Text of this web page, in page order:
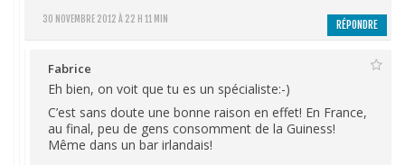
30 NOVEMBRE 2012 À 22 H 11 MIN RÉPONDRE
Fabrice
Eh bien, on voit que tu es un spécialiste:-)
C’est sans doute une bonne raison en effet! En France,
au final, peu de gens consomment de la Guiness!
Même dans un bar irlandais!